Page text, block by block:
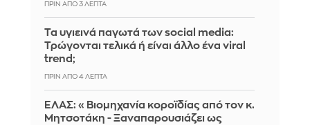
ΠΡΙΝ ΑΠΌ 3 ΛΕΠΤΆ
Τα υγιεινά παγωτά των social media:
Τρώγονται τελικά ή είναι άλλο ένα viral
trend;
ΠΡΙΝ ΑΠΌ 4 ΛΕΠΤΆ
ΕΛΑΣ: «Βιομηχανία κοροϊδίας από τον κ.
Μητσοτάκη - Ξαναπαρουσιάζει ως